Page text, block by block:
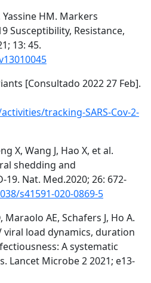
Yassine HM. Markers
Susceptibility, Resistance,
13: 45.
[Consultado 2022 27 Feb].
tracking-SARS-Cov-2-
X, Wang J, Hao X, et al.
shedding and
Nat. Med.2020; 26: 672-
s41591-020-0869-5
Maraolo AE, Schafers J, Ho A.
viral load dynamics, duration
A systematic
Lancet Microbe 2 2021; e13-